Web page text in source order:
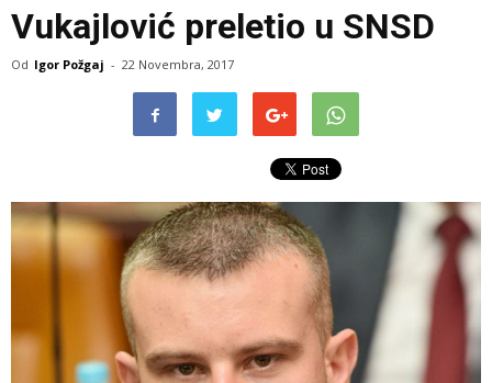
Vukajlović preletio u SNSD
Od Igor Požgaj - 22 Novembra, 2017